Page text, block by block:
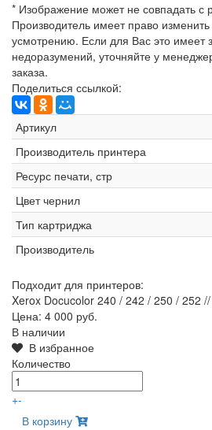
* Изображение может не совпадать с
Производитель имеет право
усмотрению. Если для Вас это имеет
недоразумений, уточняйте у
заказа.
Поделиться ссылкой:
Артикул
Производитель принтера
Ресурс печати, стр
Цвет чернил
Тип картриджа
Производитель
Подходит для принтеров:
Xerox Docucolor 240 / 242 / 250 / 252
Цена: 4 000 руб.
В наличии
В избранное
Количество
+-
В корзину